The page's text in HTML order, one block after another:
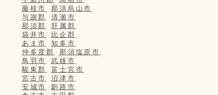
藤枝市
那須烏山市
与謝郡
清瀬市
那須郡
肝属郡
袋井市
比企郡
あま市
知多市
仲多度郡
那須塩原市
鳥羽市
武雄市
駿東郡
富士宮市
宮古市
沼津市
安城市
釧路市